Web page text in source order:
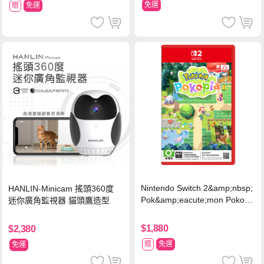
贈 免運 免運
HANLIN-Minicam 搖頭360度
迷你廣角監視器 貓頭鷹造型
$2,380
免運
Nintendo Switch 2&amp;nbsp;
Pok&amp;eacute;mon Pokopi
$1,880
贈 免運